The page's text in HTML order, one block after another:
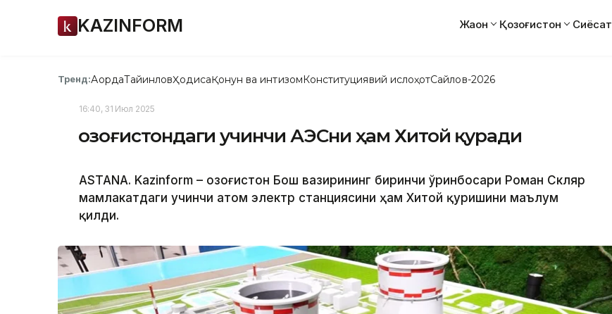
KAZINFORM Жаҳон Қозоғистон Сиёсат
Тренд:АқордаТайинловҲодисаҚонун ва интизомКонституциявий ислоҳотСайлов-2026
16:40, 31 Июл 2025
Қозоғистондаги учинчи АЭСни ҳам Хитой қуради
ASTANA. Kazinform – Қозоғистон Бош вазирининг биринчи ўринбосари Роман Скляр
мамлакатдаги учинчи атом электр станциясини ҳам Хитой қуришини маълум
қилди.